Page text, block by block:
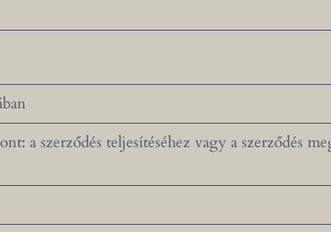
a szerződés teljesítéséhez vagy a szerződés